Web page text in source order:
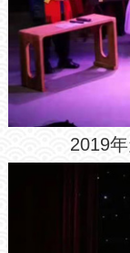
2019